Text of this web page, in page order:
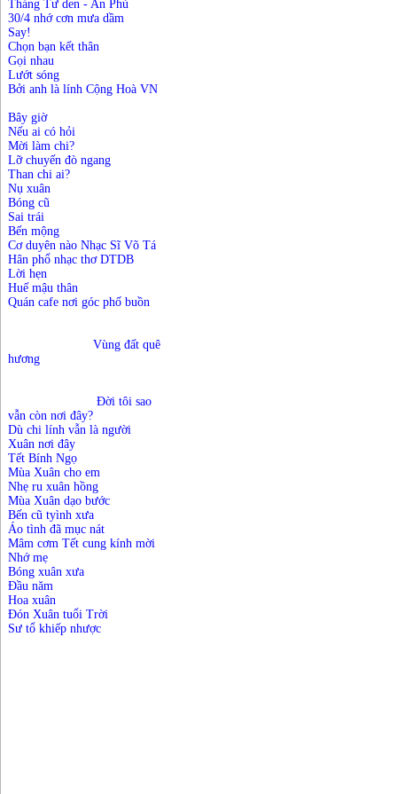
Tháng Tư den - An Phú
30/4 nhớ cơn mưa dầm
Say!
Chọn bạn kết thân
Gọi nhau
Lướt sóng
Bởi anh là lính Cộng Hoà VN
Bây giờ
Nếu ai có hỏi
Mời làm chi?
Lỡ chuyến đò ngang
Than chi ai?
Nụ xuân
Bóng cũ
Sai trái
Bến mộng
Cơ duyên nào Nhạc Sĩ Võ Tá
Hân phổ nhạc thơ DTDB
Lời hẹn
Huế mậu thân
Quán cafe nơi góc phố buồn
hương
Đời tôi sao
vẫn còn nơi đây?
Dù chi lính vẫn là người
Xuân nơi đây
Tết Bính Ngọ
Mùa Xuân cho em
Nhẹ ru xuân hồng
Mùa Xuân dạo bước
Bến cũ tyình xưa
Áo tình đã mục nát
Mâm cơm Tết cung kính mời
Nhớ mẹ
Bóng xuân xưa
Đầu năm
Hoa xuân
Đón Xuân tuổi Trời
Sư tổ khiếp nhược